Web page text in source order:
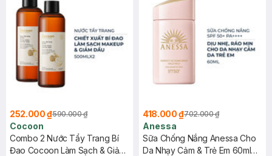
252.000 ₫590.000 ₫
Cocoon
Combo 2 Nước Tẩy Trang Bí
Đao Cocoon Làm Sạch & Giảm
418.000 ₫702.000 ₫
Anessa
Sữa Chống Nắng Anessa Cho
Da Nhạy Cảm & Trẻ Em 60ml